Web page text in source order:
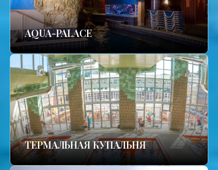
AQUA-PALACE
TЕРМАЛЬНАЯ КУПАЛЬНЯ